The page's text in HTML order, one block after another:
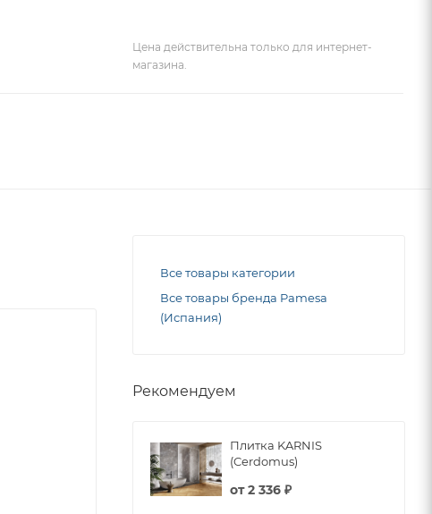
Цена действительна только для интернет-
магазина.
Все товары категории
Все товары бренда Pamesa
(Испания)
Рекомендуем
Плитка KARNIS
(Cerdomus)
от2 336 ₽